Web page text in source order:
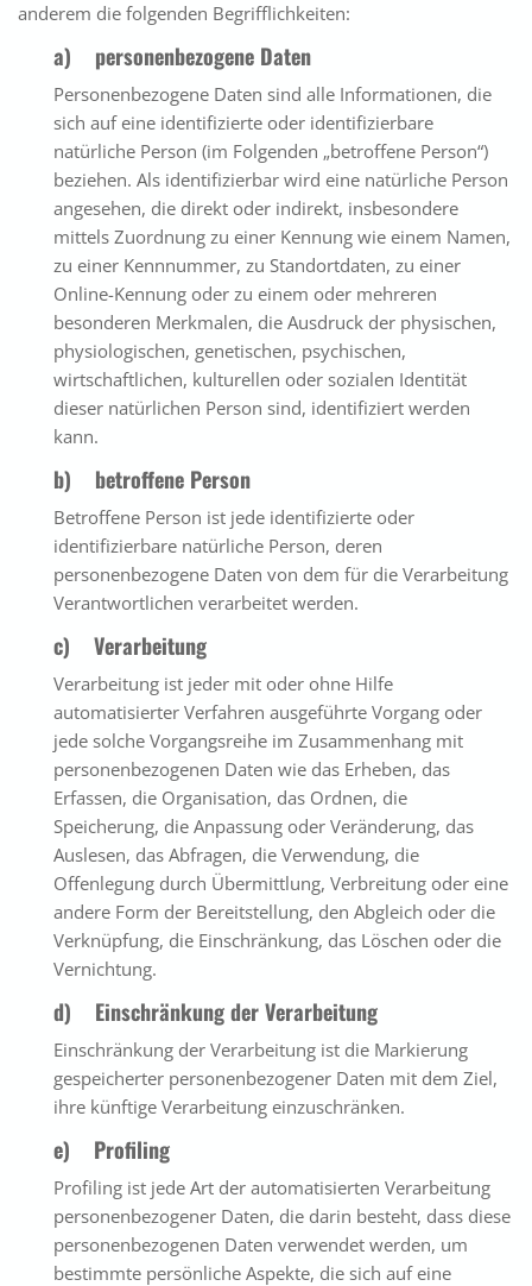
anderem die folgenden Begrifflichkeiten:
a) personenbezogene Daten
Personenbezogene Daten sind alle Informationen, die
sich auf eine identifizierte oder identifizierbare
natürliche Person (im Folgenden „betroffene Person“)
beziehen. Als identifizierbar wird eine natürliche Person
angesehen, die direkt oder indirekt, insbesondere
mittels Zuordnung zu einer Kennung wie einem Namen,
zu einer Kennnummer, zu Standortdaten, zu einer
Online-Kennung oder zu einem oder mehreren
besonderen Merkmalen, die Ausdruck der physischen,
physiologischen, genetischen, psychischen,
wirtschaftlichen, kulturellen oder sozialen Identität
dieser natürlichen Person sind, identifiziert werden
kann.
b) betroffene Person
Betroffene Person ist jede identifizierte oder
identifizierbare natürliche Person, deren
personenbezogene Daten von dem für die Verarbeitung
Verantwortlichen verarbeitet werden.
c) Verarbeitung
Verarbeitung ist jeder mit oder ohne Hilfe
automatisierter Verfahren ausgeführte Vorgang oder
jede solche Vorgangsreihe im Zusammenhang mit
personenbezogenen Daten wie das Erheben, das
Erfassen, die Organisation, das Ordnen, die
Speicherung, die Anpassung oder Veränderung, das
Auslesen, das Abfragen, die Verwendung, die
Offenlegung durch Übermittlung, Verbreitung oder eine
andere Form der Bereitstellung, den Abgleich oder die
Verknüpfung, die Einschränkung, das Löschen oder die
Vernichtung.
d) Einschränkung der Verarbeitung
Einschränkung der Verarbeitung ist die Markierung
gespeicherter personenbezogener Daten mit dem Ziel,
ihre künftige Verarbeitung einzuschränken.
e) Profiling
Profiling ist jede Art der automatisierten Verarbeitung
personenbezogener Daten, die darin besteht, dass diese
personenbezogenen Daten verwendet werden, um
bestimmte persönliche Aspekte, die sich auf eine